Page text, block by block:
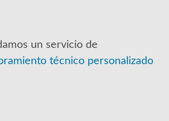
un servicio de
técnico personalizado